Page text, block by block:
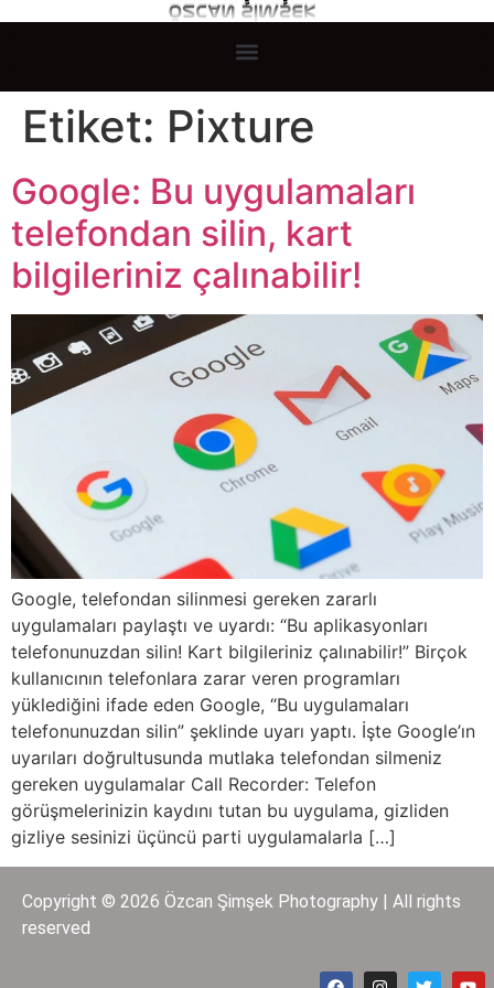
Etiket: Pixture
Google: Bu uygulamaları
telefondan silin, kart
bilgileriniz çalınabilir!
Google, telefondan silinmesi gereken zararlı
uygulamaları paylaştı ve uyardı: “Bu aplikasyonları
telefonunuzdan silin! Kart bilgileriniz çalınabilir!” Birçok
kullanıcının telefonlara zarar veren programları
yüklediğini ifade eden Google, “Bu uygulamaları
telefonunuzdan silin” şeklinde uyarı yaptı. İşte Google’ın
uyarıları doğrultusunda mutlaka telefondan silmeniz
gereken uygulamalar Call Recorder: Telefon
görüşmelerinizin kaydını tutan bu uygulama, gizliden
gizliye sesinizi üçüncü parti uygulamalarla […]
Copyright © 2026 Özcan Şimşek Photography | All rights
reserved